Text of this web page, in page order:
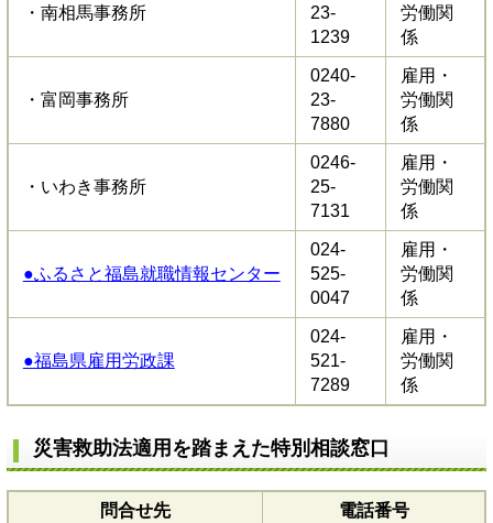
・南相馬事務所
23-
1239
労働関
係
・富岡事務所
0240-
23-
7880
雇用・
労働関
係
・いわき事務所
0246-
25-
7131
雇用・
労働関
係
●ふるさと福島就職情報センター
024-
525-
0047
雇用・
労働関
係
●福島県雇用労政課
024-
521-
7289
雇用・
労働関
係
災害救助法適用を踏まえた特別相談窓口
問合せ先 電話番号